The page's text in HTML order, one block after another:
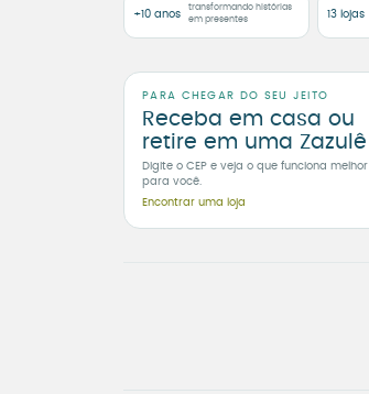
+10 anos
transformando histórias
em presentes
13 lojas
PARA CHEGAR DO SEU JEITO
Receba em casa ou
retire em uma Zazulê
Digite o CEP e veja o que funciona melhor
para você.
Encontrar uma loja